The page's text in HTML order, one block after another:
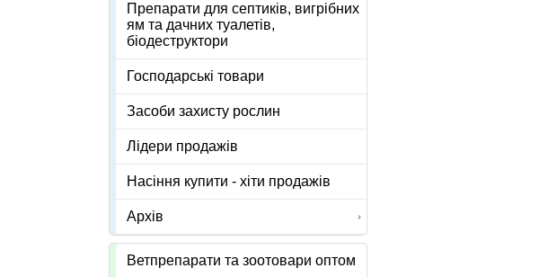
Препарати для септиків, вигрібних
ям та дачних туалетів,
біодеструктори
Господарські товари
Засоби захисту рослин
Лідери продажів
Насіння купити - хіти продажів
Архів
Ветпрепарати та зоотовари оптом